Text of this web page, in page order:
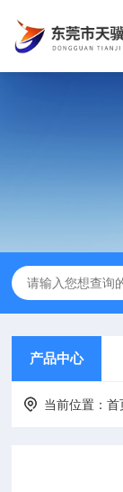
产品中心
当前位置：首